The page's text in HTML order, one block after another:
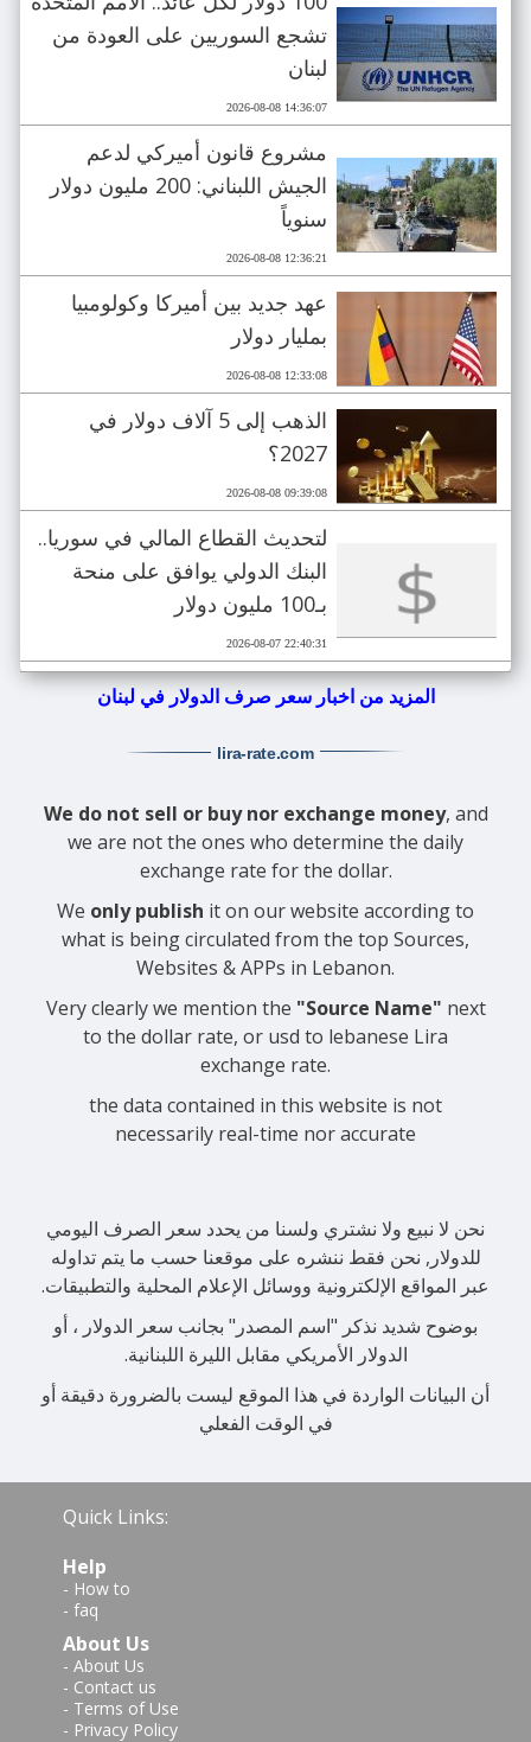
تشجع السوريين على العودة من
لبنان
2026-08-08 14:36:07
مشروع قانون أميركي لدعم
الجيش اللبناني: 200 مليون دولار
سنوياً
2026-08-08 12:36:21
عهد جديد بين أميركا وكولومبيا
بمليار دولار
2026-08-08 12:33:08
الذهب إلى 5 آلاف دولار في
2027؟
2026-08-08 09:39:08
لتحديث القطاع المالي في سوريا..
البنك الدولي يوافق على منحة
بـ100 مليون دولار
2026-08-07 22:40:31
المزيد من اخبار سعر صرف الدولار في لبنان
lira-rate.com
We do not sell or buy nor exchange money, and
we are not the ones who determine the daily
exchange rate for the dollar.
We only publish it on our website according to
what is being circulated from the top Sources,
Websites & APPs in Lebanon.
Very clearly we mention the "Source Name" next
to the dollar rate, or usd to lebanese Lira
exchange rate.
the data contained in this website is not
necessarily real-time nor accurate
نحن لا نبيع ولا نشتري ولسنا من يحدد سعر الصرف اليومي
للدولار, نحن فقط ننشره على موقعنا حسب ما يتم تداوله
عبر المواقع الإلكترونية ووسائل الإعلام المحلية والتطبيقات.
بوضوح شديد نذكر "اسم المصدر" بجانب سعر الدولار ، أو
الدولار الأمريكي مقابل الليرة اللبنانية.
أن البيانات الواردة في هذا الموقع ليست بالضرورة دقيقة أو
في الوقت الفعلي
Quick Links:
Help
- How to
- faq
About Us
- About Us
- Contact us
- Terms of Use
- Privacy Policy